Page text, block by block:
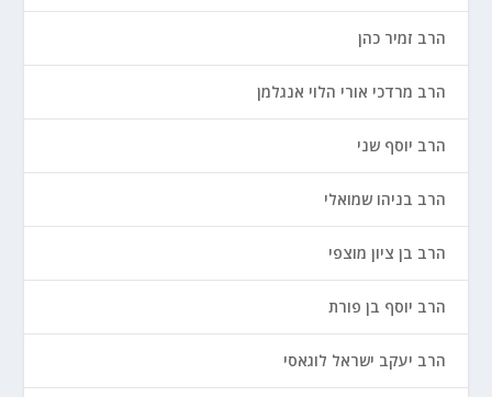
הרב זמיר כהן
הרב מרדכי אורי הלוי אנגלמן
הרב יוסף שני
הרב בניהו שמואלי
הרב בן ציון מוצפי
הרב יוסף בן פורת
הרב יעקב ישראל לוגאסי